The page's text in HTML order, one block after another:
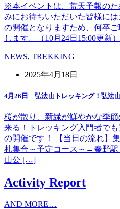
※本イベントは、荒天予報の
みにお待ちいただいた皆様に
の開催となりますため、何卒
します。（10月24日15:00更
NEWS, TREKKING
2025年4月18日
4月26日 弘法山トレッキング！弘法
桜が散り、新緑が鮮やかな季
来る！トレッキング入門者で
の開催です！ 【当日の流れ】
札集合～予定コース～→秦野
山公 […]
Activity Report
AND MORE…